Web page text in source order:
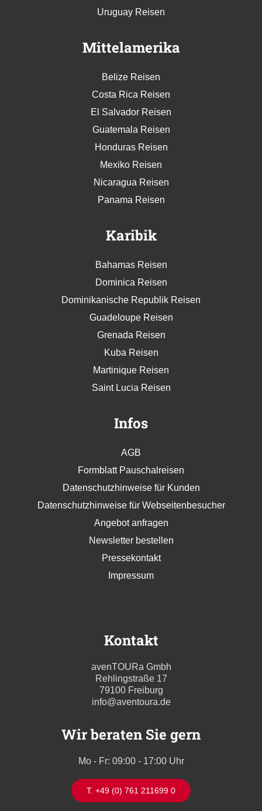
Uruguay Reisen
Mittelamerika
Belize Reisen
Costa Rica Reisen
El Salvador Reisen
Guatemala Reisen
Honduras Reisen
Mexiko Reisen
Nicaragua Reisen
Panama Reisen
Karibik
Bahamas Reisen
Dominica Reisen
Dominikanische Republik Reisen
Guadeloupe Reisen
Grenada Reisen
Kuba Reisen
Martinique Reisen
Saint Lucia Reisen
Infos
AGB
Formblatt Pauschalreisen
Datenschutzhinweise für Kunden
Datenschutzhinweise für Webseitenbesucher
Angebot anfragen
Newsletter bestellen
Pressekontakt
Impressum
Kontakt
avenTOURa Gmbh
Rehlingstraße 17
79100 Freiburg
info@aventoura.de
Wir beraten Sie gern
Mo - Fr: 09:00 - 17:00 Uhr
T. +49 (0) 761 211699 0